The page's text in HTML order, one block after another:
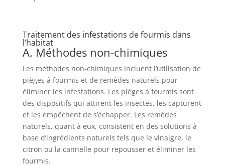
Traitement des infestations de fourmis dans
l’habitat
A. Méthodes non-chimiques
Les méthodes non-chimiques incluent l’utilisation de
pièges à fourmis et de remèdes naturels pour
éliminer les infestations. Les pièges à fourmis sont
des dispositifs qui attirent les insectes, les capturent
et les empêchent de s’échapper. Les remèdes
naturels, quant à eux, consistent en des solutions à
base d’ingrédients naturels tels que le vinaigre, le
citron ou la cannelle pour repousser et éliminer les
fourmis.